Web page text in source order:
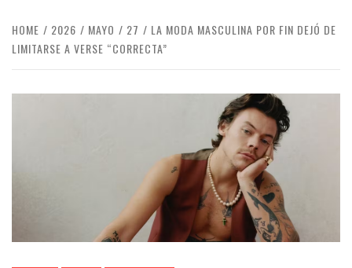
HOME 2026 MAYO 27
LA MODA MASCULINA POR FIN DEJÓ DE
LIMITARSE A VERSE “CORRECTA”